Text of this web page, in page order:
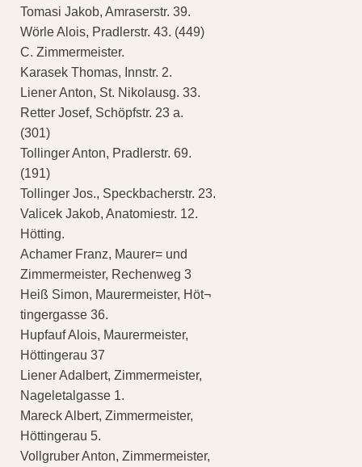
Tomasi Jakob, Amraserstr. 39.
Wörle Alois, Pradlerstr. 43. (449)
C. Zimmermeister.
Karasek Thomas, Innstr. 2.
Liener Anton, St. Nikolausg. 33.
Retter Josef, Schöpfstr. 23 a.
(301)
Tollinger Anton, Pradlerstr. 69.
(191)
Tollinger Jos., Speckbacherstr. 23.
Valicek Jakob, Anatomiestr. 12.
Hötting.
Achamer Franz, Maurer= und
Zimmermeister, Rechenweg 3
Heiß Simon, Maurermeister, Höt¬
tingergasse 36.
Hupfauf Alois, Maurermeister,
Höttingerau 37
Liener Adalbert, Zimmermeister,
Nageletalgasse 1.
Mareck Albert, Zimmermeister,
Höttingerau 5.
Vollgruber Anton, Zimmermeister,